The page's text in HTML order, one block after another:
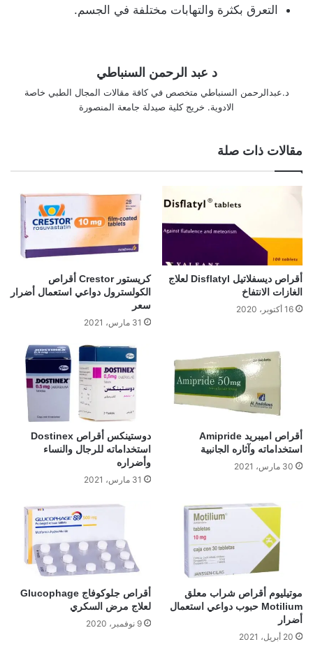
التعرق بكثرة والتهابات مختلفة في الجسم.
د عبد الرحمن السنباطي
د.عبدالرحمن السنباطي متخصص في كافة مقالات المجال الطبي خاصة
الادوية. خريج كلية صيدلة جامعة المنصورة
مقالات ذات صلة
أقراص ديسفلاتيل Disflatyl لعلاج
الغازات الانتفاخ
16 أكتوبر، 2020
كريستور Crestor أقراص
الكولسترول دواعي استعمال أضرار
سعر
31 مارس، 2021
أقراص اميبريد Amipride
استخداماته وآثاره الجانبية
30 مارس، 2021
دوستينكس أقراص Dostinex
استخداماته للرجال والنساء
وأضراره
31 مارس، 2021
موتيليوم أقراص شراب معلق
Motilium حبوب دواعي استعمال
أضرار
20 أبريل، 2021
أقراص جلوكوفاج Glucophage
لعلاج مرض السكري
9 نوفمبر، 2020